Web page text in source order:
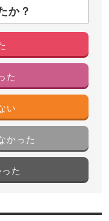
か？
た
い
かった
た